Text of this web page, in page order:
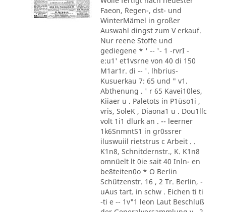
Faeon, ´Regen-, dst- und
WinterMämel in großer
Auswahl dingst zum V erkauf.
Nur reene Stoffe und
gediegene * ' -- '- 1 -rvrI -
e:u1' et1vsrne von 40 di 150
M1ar1r. di -- '. lhbrius-
Kusuerkau 7: 65 und " v1.
Abthenung . ' r 65 Kavei10les,
Kiiaer u . Paletots in P1üso1i ,
vris, SoleK , Diaona1 u . Dou1llc
volt 1i1 dlurk an . -- leerner
1k6SnmntS1 in gr0ssrer
iluswuiil rietstrus c Arbeit . .
K1n8, Schnitdernstr., K. K1n8
omnüelt lt 0ie sait 40 Inln- en
be8teiten0o * O Berlin
Schützenstr. 16 , 2 Tr. Berlin, -
uAus tart. in schw . Eichen ti ti
-ti e -- 1v"1 leon Laut Beschluß